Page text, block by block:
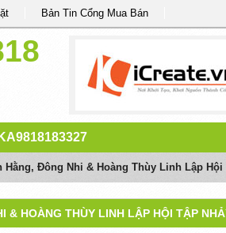
Bản Tin Cổng Mua Bán
Hằng, Đông Nhi & Hoàng Thùy Linh Lập Hội
& HOÀNG THÙY LINH LẬP HỘI TẬP